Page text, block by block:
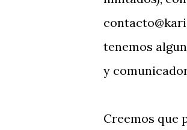
tenemos
y
Creemos que